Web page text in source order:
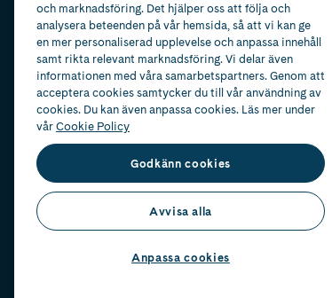
och marknadsföring. Det hjälper oss att följa och
analysera beteenden på vår hemsida, så att vi kan ge
en mer personaliserad upplevelse och anpassa innehåll
samt rikta relevant marknadsföring. Vi delar även
informationen med våra samarbetspartners. Genom att
acceptera cookies samtycker du till vår användning av
cookies. Du kan även anpassa cookies. Läs mer under
vårCookie Policy
Godkänn cookies
Avvisa alla
Anpassa cookies